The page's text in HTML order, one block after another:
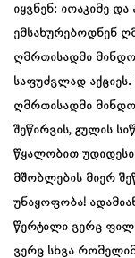
იყვნენ: იოაკიმე
ემსახურებოდნენ
ღმრთისადმი
საფუძვლად აქციეს.
ღმრთისადმი
შეწირვის, გულის
წყალობით
მშობლების მიერ
უნაყოფობა!
წერტილი ვერც
ვერც სხვა